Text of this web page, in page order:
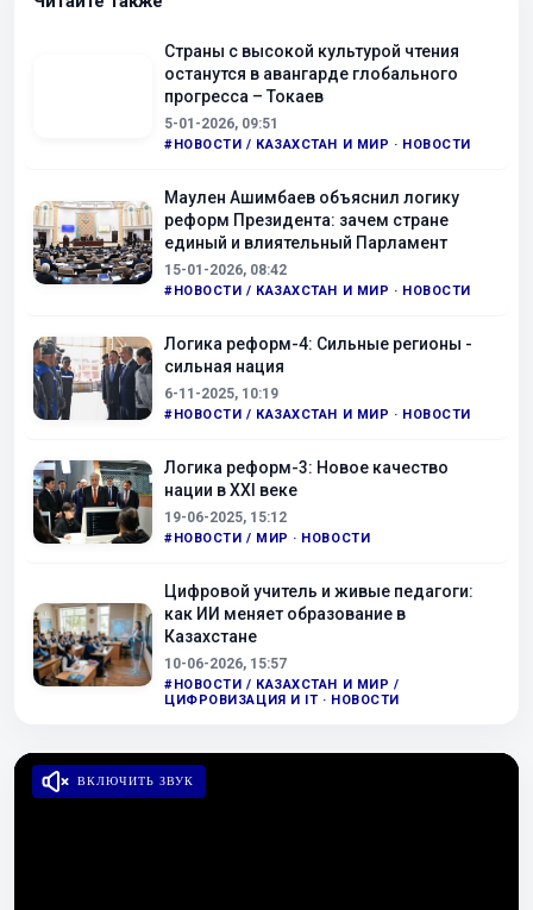
Страны с высокой культурой чтения
останутся в авангарде глобального
прогресса – Токаев
5-01-2026, 09:51
#НОВОСТИ / КАЗАХСТАН И МИР · НОВОСТИ
Маулен Ашимбаев объяснил логику
реформ Президента: зачем стране
единый и влиятельный Парламент
15-01-2026, 08:42
#НОВОСТИ / КАЗАХСТАН И МИР · НОВОСТИ
Логика реформ-4: Сильные регионы -
сильная нация
6-11-2025, 10:19
#НОВОСТИ / КАЗАХСТАН И МИР · НОВОСТИ
Логика реформ-3: Новое качество
нации в XXI веке
19-06-2025, 15:12
#НОВОСТИ / МИР · НОВОСТИ
Цифровой учитель и живые педагоги:
как ИИ меняет образование в
Казахстане
10-06-2026, 15:57
#НОВОСТИ / КАЗАХСТАН И МИР /
ЦИФРОВИЗАЦИЯ И IT · НОВОСТИ
ВКЛЮЧИТЬ ЗВУК